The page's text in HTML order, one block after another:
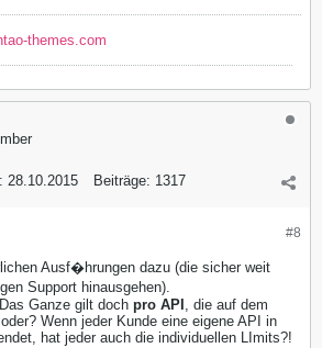
themes.com
28.10.2015 Beiträge: 1317
#8
Ausf�hrungen dazu (die sicher weit
Support hinausgehen).
Ganze gilt doch pro API , die auf dem
Wenn jeder Kunde eine eigene API in
hat jeder auch die individuellen LImits?!